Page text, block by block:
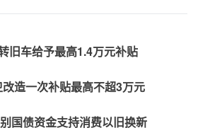
旧车给予最高1.4万元补贴
造一次补贴最高不超3万元
国债资金支持消费以旧换新